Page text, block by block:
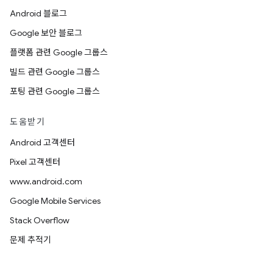
Android 블로그
Google 보안 블로그
플랫폼 관련 Google 그룹스
빌드 관련 Google 그룹스
포팅 관련 Google 그룹스
도움받기
Android 고객센터
Pixel 고객센터
www.android.com
Google Mobile Services
Stack Overflow
문제 추적기